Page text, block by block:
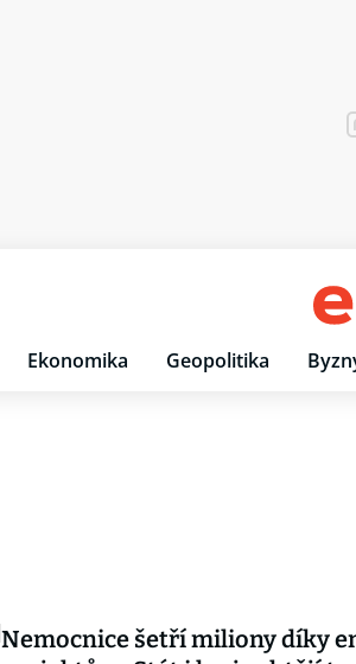
Ekonomika Geopolitika
Nemocnice šetří miliony díky